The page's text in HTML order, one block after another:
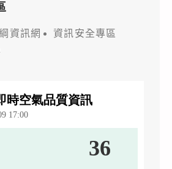
資訊網
資訊安全專區